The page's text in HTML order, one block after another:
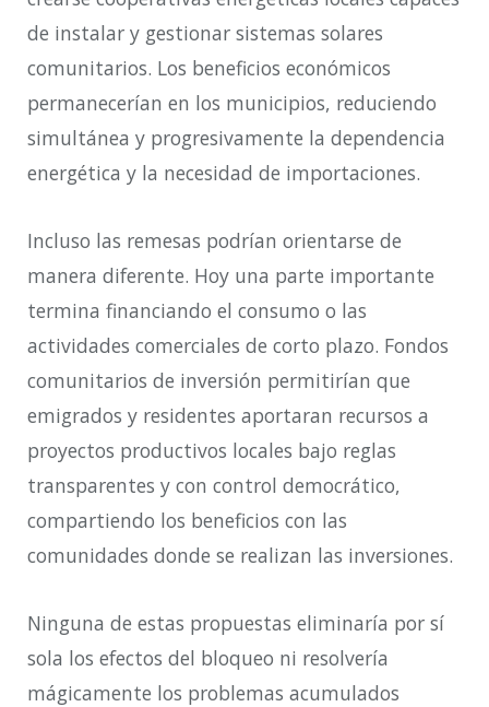
de instalar y gestionar sistemas solares
comunitarios. Los beneficios económicos
permanecerían en los municipios, reduciendo
simultánea y progresivamente la dependencia
energética y la necesidad de importaciones.
Incluso las remesas podrían orientarse de
manera diferente. Hoy una parte importante
termina financiando el consumo o las
actividades comerciales de corto plazo. Fondos
comunitarios de inversión permitirían que
emigrados y residentes aportaran recursos a
proyectos productivos locales bajo reglas
transparentes y con control democrático,
compartiendo los beneficios con las
comunidades donde se realizan las inversiones.
Ninguna de estas propuestas eliminaría por sí
sola los efectos del bloqueo ni resolvería
mágicamente los problemas acumulados